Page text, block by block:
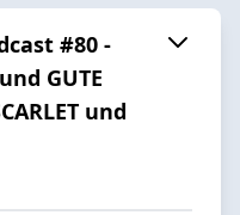
#80 -
GUTE
und